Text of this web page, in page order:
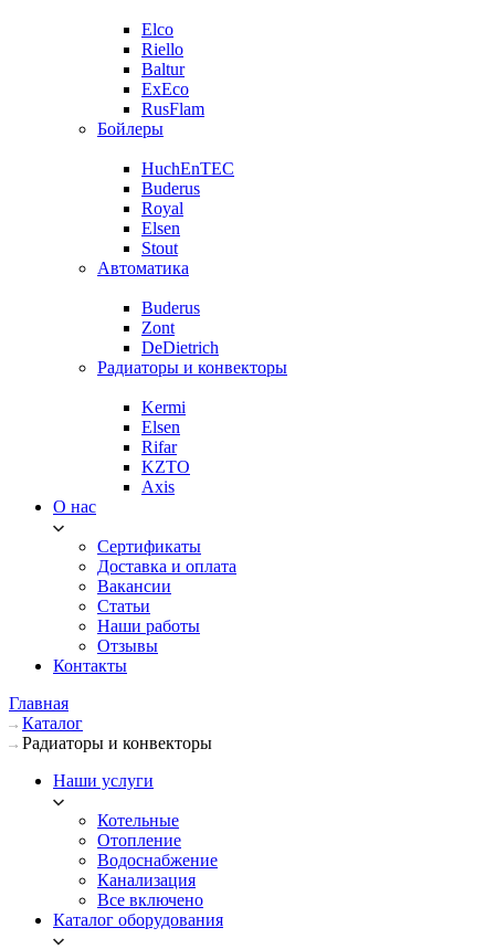
Elco
Riello
Baltur
ExEco
RusFlam
Бойлеры
HuchEnTEC
Buderus
Royal
Elsen
Stout
Автоматика
Buderus
Zont
DeDietrich
Радиаторы и конвекторы
Kermi
Elsen
Rifar
KZTO
Axis
О нас
Сертификаты
Доставка и оплата
Вакансии
Статьи
Наши работы
Отзывы
Контакты
Главная
Каталог
Радиаторы и конвекторы
Наши услуги
Котельные
Отопление
Водоснабжение
Канализация
Все включено
Каталог оборудования